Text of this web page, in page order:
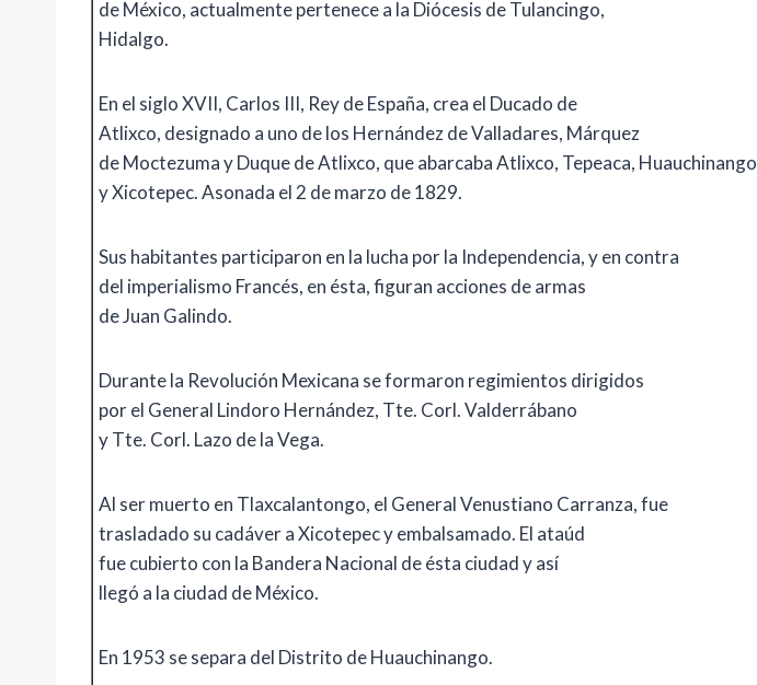
de México, actualmente pertenece a la Diócesis de Tulancingo,
Hidalgo.
En el siglo XVII, Carlos III, Rey de España, crea el Ducado de
Atlixco, designado a uno de los Hernández de Valladares, Márquez
de Moctezuma y Duque de Atlixco, que abarcaba Atlixco, Tepeaca, Huauchinango
y Xicotepec. Asonada el 2 de marzo de 1829.
Sus habitantes participaron en la lucha por la Independencia, y en contra
del imperialismo Francés, en ésta, figuran acciones de armas
de Juan Galindo.
Durante la Revolución Mexicana se formaron regimientos dirigidos
por el General Lindoro Hernández, Tte. Corl. Valderrábano
y Tte. Corl. Lazo de la Vega.
Al ser muerto en Tlaxcalantongo, el General Venustiano Carranza, fue
trasladado su cadáver a Xicotepec y embalsamado. El ataúd
fue cubierto con la Bandera Nacional de ésta ciudad y así
llegó a la ciudad de México.
En 1953 se separa del Distrito de Huauchinango.